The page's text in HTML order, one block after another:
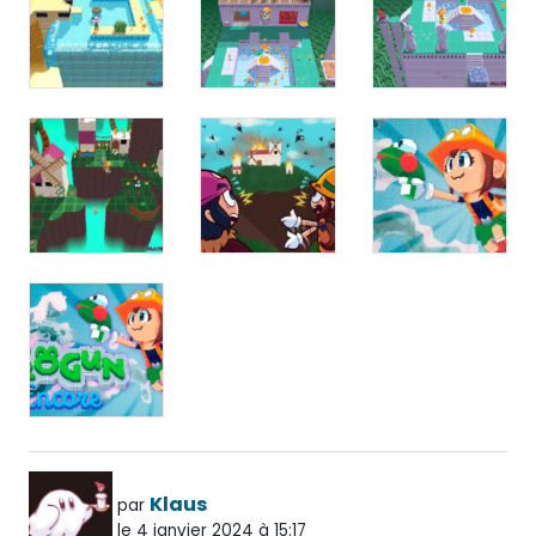
par Klaus
le 4 janvier 2024 à 15:17